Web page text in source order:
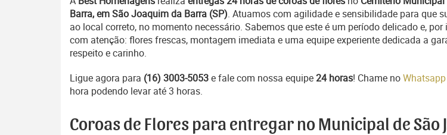
Barra, em São Joaquim da Barra (SP). Atuamos com agilidade e sensibilidade para que
ao local correto, no momento necessário. Sabemos que este é um período delicado e,
com atenção: flores frescas, montagem imediata e uma equipe experiente dedicada a
respeito e carinho.
Ligue agora para (16) 3003-5053e fale com nossa equipe24 horas! Chame noWhatsapp
hora podendo levar até 3 horas.
Coroas de Flores para entregar no Municipal de São